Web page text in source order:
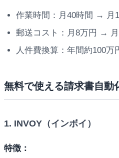
作業時間：月40時間 → 月
郵送コスト：月8万円 → 月
人件費換算：年間約100万
無料で使える請求書自動
1. INVOY（インボイ）
特徴：